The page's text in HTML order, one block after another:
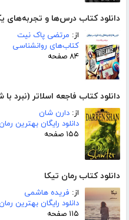
دانلود کتاب درس‌ها و تجربه‌های
از: مرتضی پاک نیت
کتاب‌های روانشناسی
۸۴ صفحه
دانلود کتاب فاجعه اسلاتر (نبرد
از: دارن شان
دانلود رایگان بهترین
۱۵۵ صفحه
دانلود کتاب رمان تیکا
از: فریده هاشمی
دانلود رایگان بهترین
۱۱۵ صفحه